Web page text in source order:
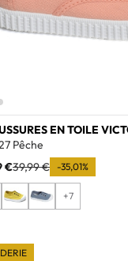
EN TOILE
Pêche
€39,99 € -35,01%
+7